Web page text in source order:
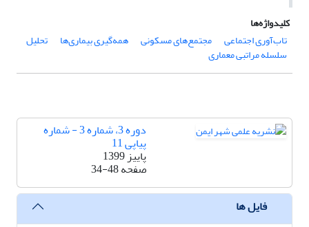
کلیدواژه‌ها
تاب‌آوری اجتماعی
مجتمع‌های مسکونی همه‌گیری بیماری‌ها تحلیل
سلسله مراتبی معماری
دوره 3، شماره 3 - شماره
پیاپی 11
پاییز 1399
صفحه34-48
فایل ها